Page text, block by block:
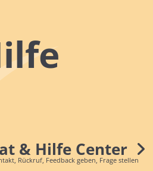
& Hilfe Center
Rückruf, Feedback geben, Frage stellen